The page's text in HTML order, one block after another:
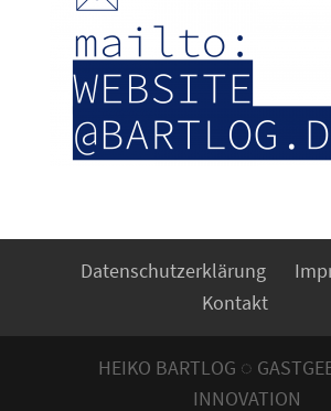
Datenschutzerklärung
Kontakt
HEIKO BARTLOG ◌
INNOVATION